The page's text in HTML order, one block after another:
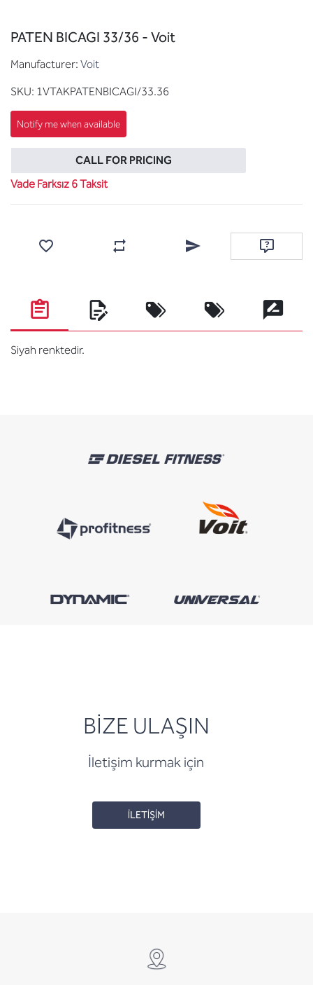
PATEN BICAGI 33/36 - Voit
Manufacturer: Voit
SKU: 1VTAKPATENBICAGI/33.36
CALL FOR PRICING
Vade Farksız 6 Taksit
Add to wishlist Add to compare listEmail a friend Ask
Siyah renktedir.
BİZE ULAŞIN
İletişim kurmak için
İLETİŞİM